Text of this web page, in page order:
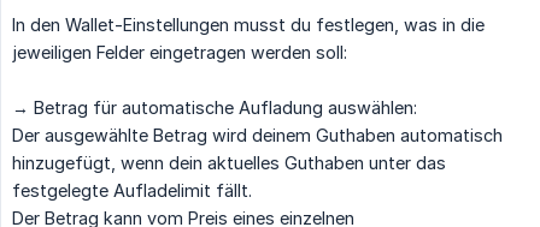
In den Wallet-Einstellungen musst du festlegen, was in die
jeweiligen Felder eingetragen werden soll:
→ Betrag für automatische Aufladung auswählen:
Der ausgewählte Betrag wird deinem Guthaben automatisch
hinzugefügt, wenn dein aktuelles Guthaben unter das
festgelegte Aufladelimit fällt.
Der Betrag kann vom Preis eines einzelnen